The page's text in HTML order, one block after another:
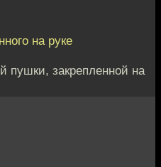
на руке
пушки, закрепленной на